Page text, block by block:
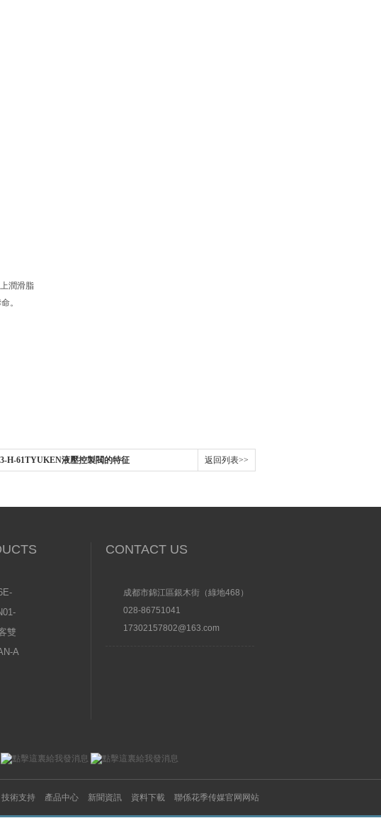
上潤滑脂
。
H-61TYUKEN液壓控製閥的特征 返回列表>>
壓
發
雙
原
A
CONTACT US
成都市錦江區銀木街（綠地468）
028-86751041
17302157802@163.com
技術支持 產品中心 新聞資訊 資料下載 聯係花季传媒官网网站